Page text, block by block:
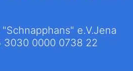
e.V.Jena
3030 0000 0738 22